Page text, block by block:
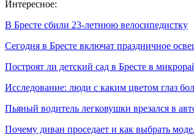
Интересное:
В Бресте сбили 23-летнюю велосипедистку
Сегодня в Бресте включат праздничное
Построят ли детский сад в Бресте в
Исследование: люди с каким цветом глаз
Пьяный водитель легковушки врезался в
Почему диван проседает и как выбрать